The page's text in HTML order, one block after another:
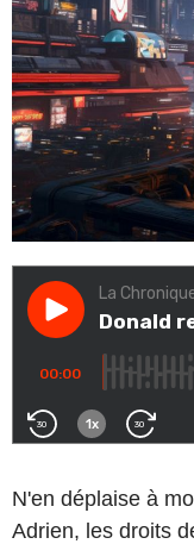
N'en déplaise à
Adrien, les droits